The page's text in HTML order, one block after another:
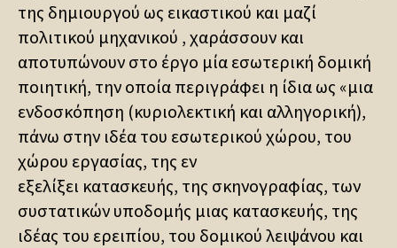
της δημιουργού ως εικαστικού και μαζί
πολιτικού μηχανικού , χαράσσουν και
αποτυπώνουν στο έργο μία εσωτερική δομική
ποιητική, την οποία περιγράφει η ίδια ως «μια
ενδοσκόπηση (κυριολεκτική και αλληγορική),
πάνω στην ιδέα του εσωτερικού χώρου, του
χώρου εργασίας, της εν
εξελίξει κατασκευής, της σκηνογραφίας, των
συστατικών υποδομής μιας κατασκευής, της
ιδέας του ερειπίου, του δομικού λειψάνου και